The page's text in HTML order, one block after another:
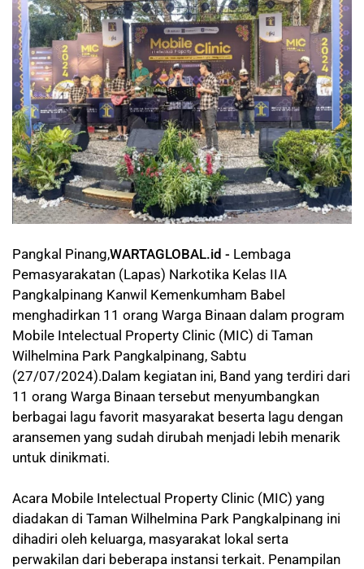
Pangkal Pinang,WARTAGLOBAL.id - Lembaga
Pemasyarakatan (Lapas) Narkotika Kelas IIA
Pangkalpinang Kanwil Kemenkumham Babel
menghadirkan 11 orang Warga Binaan dalam program
Mobile Intelectual Property Clinic (MIC) di Taman
Wilhelmina Park Pangkalpinang, Sabtu
(27/07/2024).Dalam kegiatan ini, Band yang terdiri dari
11 orang Warga Binaan tersebut menyumbangkan
berbagai lagu favorit masyarakat beserta lagu dengan
aransemen yang sudah dirubah menjadi lebih menarik
untuk dinikmati.
Acara Mobile Intelectual Property Clinic (MIC) yang
diadakan di Taman Wilhelmina Park Pangkalpinang ini
dihadiri oleh keluarga, masyarakat lokal serta
perwakilan dari beberapa instansi terkait. Penampilan